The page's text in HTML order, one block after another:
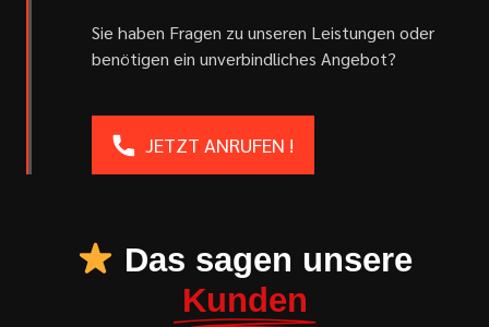
Sie haben Fragen zu unseren Leistungen oder
benötigen ein unverbindliches Angebot?
JETZT ANRUFEN !
Das sagen unsere
Kunden